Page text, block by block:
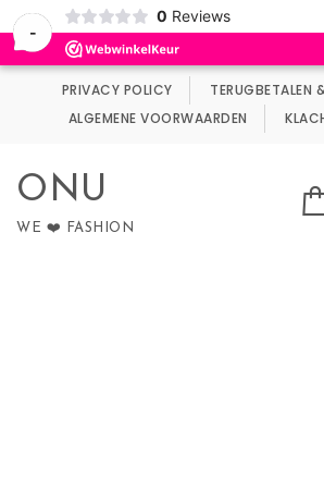
-
0 Reviews
Wij maken gebruik van cookies.
PRIVACY POLICY
TERUGBETALEN
ALGEMENE VOORWAARDEN
ONU
WE ❤️ FASHION